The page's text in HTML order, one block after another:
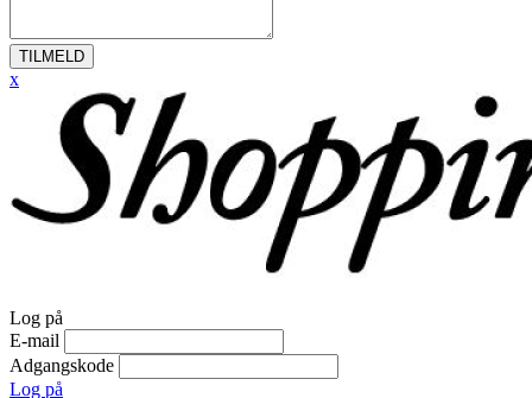
TILMELD
x
Log på
E-mail
Adgangskode
Log på